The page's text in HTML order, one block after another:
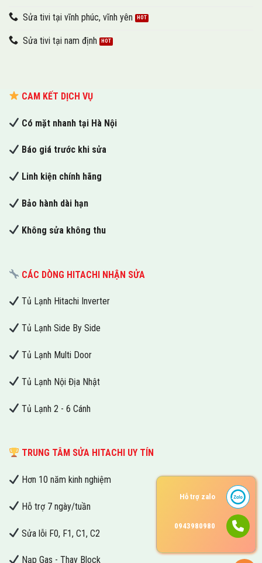
Sửa tivi tại vĩnh phúc, vĩnh yên
Sửa tivi tại nam định
CAM KẾT DỊCH VỤ
Có mặt nhanh tại Hà Nội
Báo giá trước khi sửa
Linh kiện chính hãng
Bảo hành dài hạn
Không sửa không thu
CÁC DÒNG HITACHI NHẬN SỬA
Tủ Lạnh Hitachi Inverter
Tủ Lạnh Side By Side
Tủ Lạnh Multi Door
Tủ Lạnh Nội Địa Nhật
Tủ Lạnh 2 - 6 Cánh
TRUNG TÂM SỬA HITACHI UY TÍN
Hơn 10 năm kinh nghiệm
Hỗ trợ 7 ngày/tuần
Sửa lỗi F0, F1, C1, C2
Nạp Gas - Thay Block
Hỗ trợ zalo
0943980980